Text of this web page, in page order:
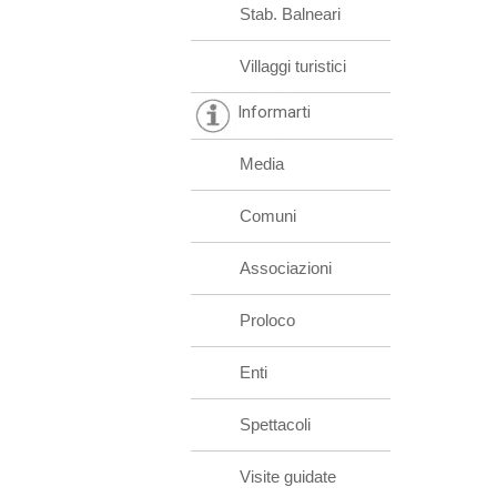
Stab. Balneari
Villaggi turistici
Informarti
Media
Comuni
Associazioni
Proloco
Enti
Spettacoli
Visite guidate